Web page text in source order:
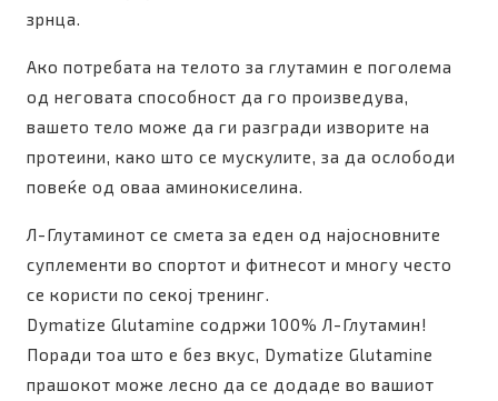
зрнца.
Ако потребата на телото за глутамин е поголема
од неговата способност да го произведува,
вашето тело може да ги разгради изворите на
протеини, како што се мускулите, за да ослободи
повеќе од оваа аминокиселина.
Л-Глутаминот се смета за еден од најосновните
суплементи во спортот и фитнесот и многу често
се користи по секој тренинг.
Dymatize Glutamine содржи 100% Л-Глутамин!
Поради тоа што е без вкус, Dymatize Glutamine
прашокот може лесно да се додаде во вашиот